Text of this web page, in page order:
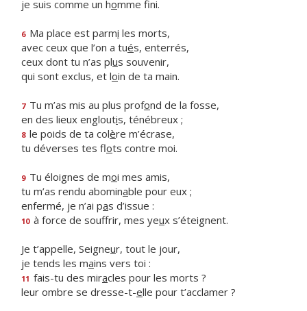
je suis comme un homme fini.
6 Ma place est parmi les morts,
avec ceux que l’on a tués, enterrés,
ceux dont tu n’as plus souvenir,
qui sont exclus, et loin de ta main.
7 Tu m’as mis au plus profond de la fosse,
en des lieux engloutis, ténébreux ;
8 le poids de ta colère m’écrase,
tu déverses tes flots contre moi.
9 Tu éloignes de moi mes amis,
tu m’as rendu abominable pour eux ;
enfermé, je n’ai pas d’issue :
10 à force de souffrir, mes yeux s’éteignent.
Je t’appelle, Seigneur, tout le jour,
je tends les mains vers toi :
11 fais-tu des miracles pour les morts ?
leur ombre se dresse-t-elle pour t’acclamer ?